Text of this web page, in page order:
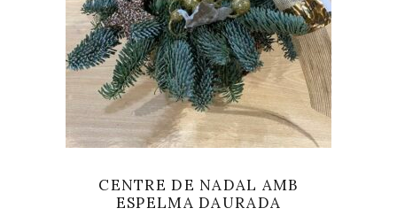
AFEGEIX A LA CISTELLA
CENTRE DE NADAL AMB
ESPELMA DAURADA